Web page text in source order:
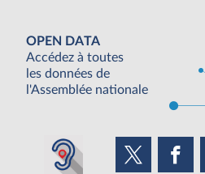
OPEN DATA
Accédez à toutes
les données de
l'Assemblée nationale